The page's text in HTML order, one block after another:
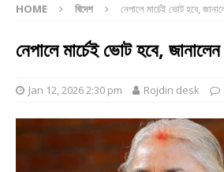
HOME বিদেশ নেপালে মার্চেই ভোট হবে,
নেপালে মার্চেই ভোট হবে, জানালেন
Jan 12, 2026 2:30 pm Rojdin desk